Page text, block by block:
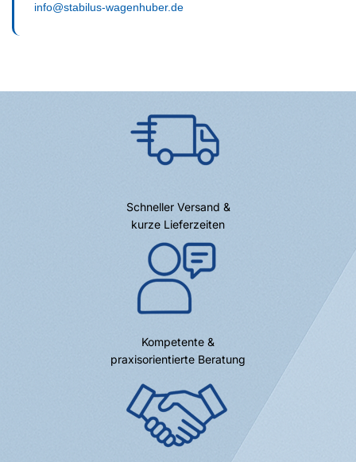
info@stabilus-wagenhuber.de
Schneller Versand &
kurze Lieferzeiten
Kompetente &
praxisorientierte Beratung